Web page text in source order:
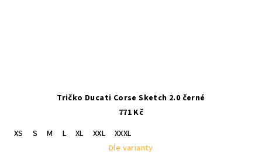
Tričko Ducati Corse Sketch 2.0 černé
771 Kč
XS
S M L XL XXL
XXXL
Dle varianty